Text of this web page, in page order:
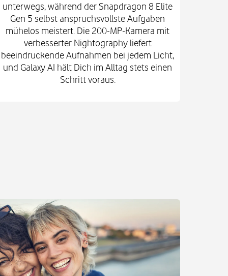
unterwegs, während der Snapdragon 8 Elite
Gen 5 selbst anspruchsvollste Aufgaben
mühelos meistert. Die 200-MP-Kamera mit
verbesserter Nightography liefert
beeindruckende Aufnahmen bei jedem Licht,
und Galaxy AI hält Dich im Alltag stets einen
Schritt voraus.